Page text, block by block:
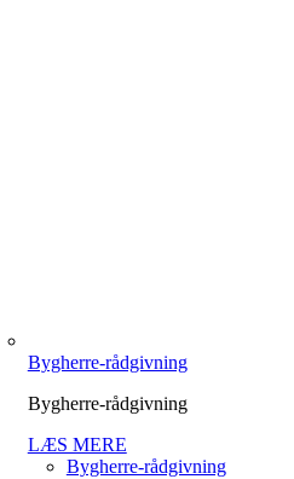
Bygherre-rådgivning
Bygherre-rådgivning
LÆS MERE
Bygherre-rådgivning